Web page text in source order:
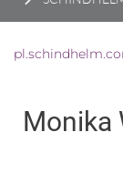
Monika